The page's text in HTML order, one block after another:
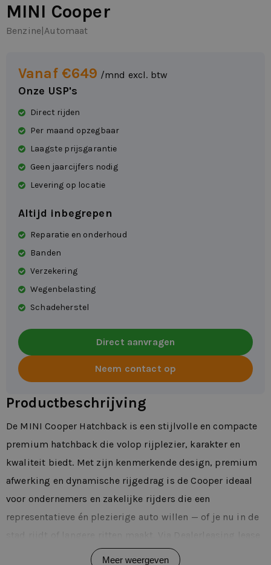
MINI Cooper
Benzine |Automaat
Vanaf €649 /mnd excl. btw
Onze USP's
Direct rijden
Per maand opzegbaar
Laagste prijsgarantie
Geen jaarcijfers nodig
Levering op locatie
Altijd inbegrepen
Reparatie en onderhoud
Banden
Verzekering
Wegenbelasting
Schadeherstel
Direct aanvragen
Neem contact op
Productbeschrijving
De MINI Cooper Hatchback is een stijlvolle en compacte
premium hatchback die volop rijplezier, karakter en
kwaliteit biedt. Met zijn kenmerkende design, premium
afwerking en dynamische rijgedrag is de Cooper ideaal
voor ondernemers en zakelijke rijders die een
representatieve én plezierige auto willen — of je nu in de
je de MINI Cooper Hatchback flexibel van 1 tot 72
Meer weergeven